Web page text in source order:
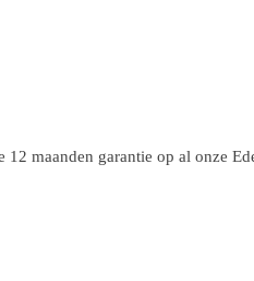
maanden garantie op al onze